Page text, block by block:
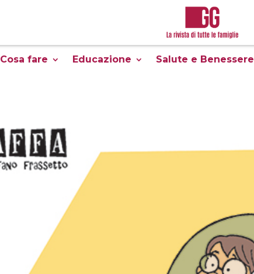
Cosa fare Educazione Salute e Benessere